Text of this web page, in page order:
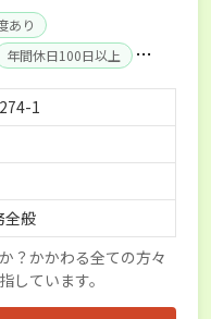
あり
年間休日100日以上
1
全般
？かかわる全ての方々
しています。